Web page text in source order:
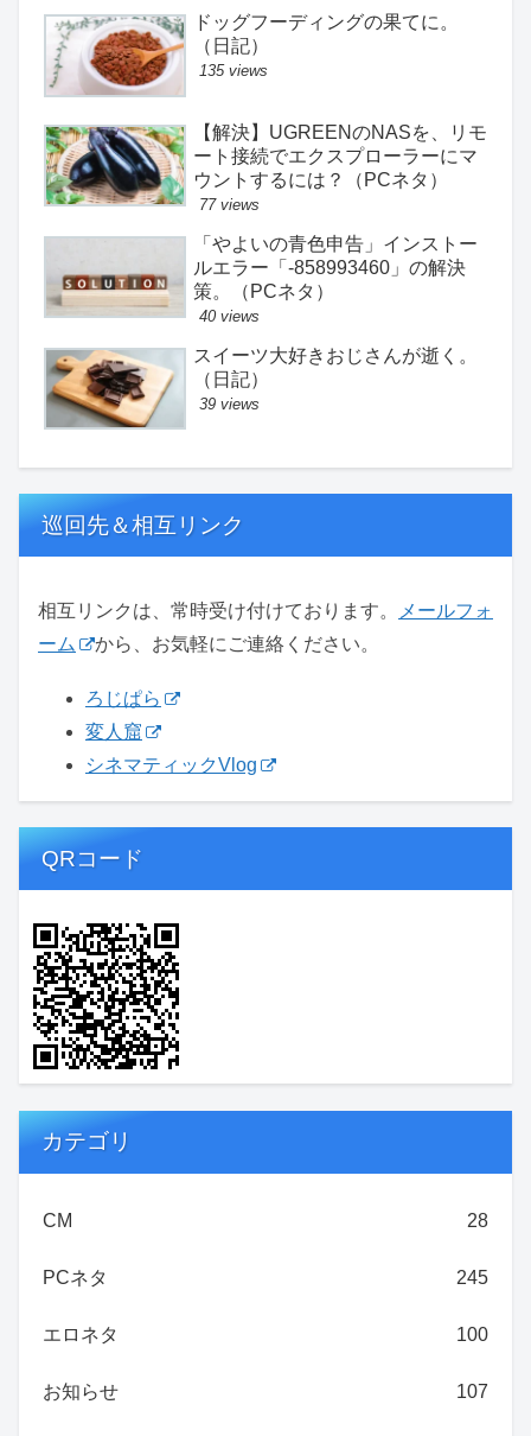
ドッグフーディングの果てに。
（日記）
135 views
【解決】UGREENのNASを、リモ
ート接続でエクスプローラーにマ
ウントするには？（PCネタ）
77 views
「やよいの青色申告」インストー
ルエラー「-858993460」の解決
策。（PCネタ）
40 views
スイーツ大好きおじさんが逝く。
（日記）
39 views
巡回先＆相互リンク
相互リンクは、常時受け付けております。
メールフォ
ーム
から、お気軽にご連絡ください。
ろじぱら
変人窟
シネマティックVlog
QRコード
カテゴリ
CM 28
PCネタ 245
エロネタ 100
お知らせ 107